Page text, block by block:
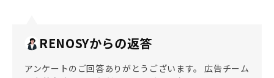
RENOSYからの返答
アンケートのご回答ありがとうございます。 広告チーム